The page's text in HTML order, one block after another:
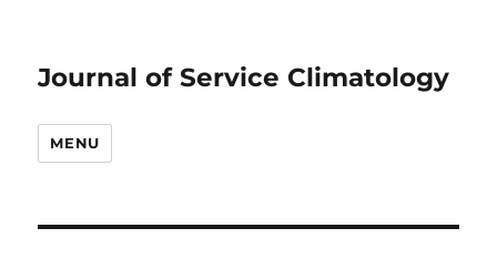
Journal of Service Climatology
MENU